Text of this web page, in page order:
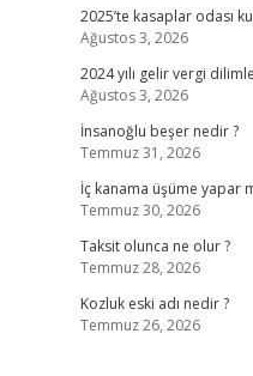
2025’te kasaplar odası
Ağustos 3, 2026
2024 yılı gelir vergi
Ağustos 3, 2026
İnsanoğlu beşer nedir ?
Temmuz 31, 2026
İç kanama üşüme yapar
Temmuz 30, 2026
Taksit olunca ne olur ?
Temmuz 28, 2026
Kozluk eski adı nedir ?
Temmuz 26, 2026